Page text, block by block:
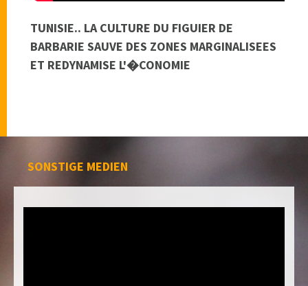
TUNISIE.. LA CULTURE DU FIGUIER DE
BARBARIE SAUVE DES ZONES MARGINALISEES
ET REDYNAMISE L'�CONOMIE
SONSTIGE MEDIEN